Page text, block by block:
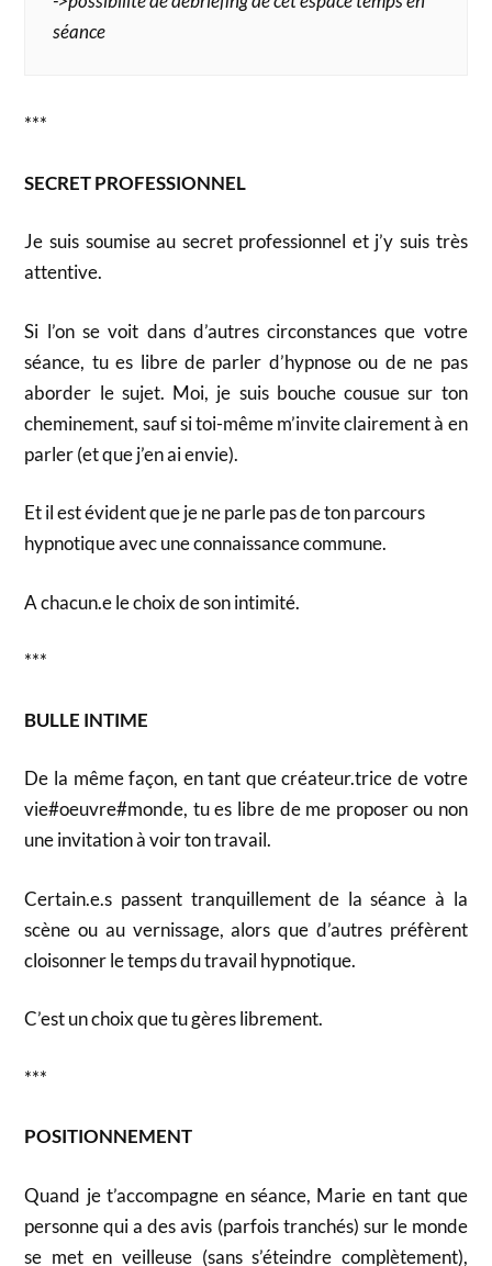
séance
***
SECRET PROFESSIONNEL
Je suis soumise au secret professionnel et j’y suis très
attentive.
Si l’on se voit dans d’autres circonstances que votre
séance, tu es libre de parler d’hypnose ou de ne pas
aborder le sujet. Moi, je suis bouche cousue sur ton
cheminement, sauf si toi-même m’invite clairement à en
parler (et que j’en ai envie).
Et il est évident que je ne parle pas de ton parcours
hypnotique avec une connaissance commune.
A chacun.e le choix de son intimité.
***
BULLE INTIME
De la même façon, en tant que créateur.trice de votre
vie#oeuvre#monde, tu es libre de me proposer ou non
une invitation à voir ton travail.
Certain.e.s passent tranquillement de la séance à la
scène ou au vernissage, alors que d’autres préfèrent
cloisonner le temps du travail hypnotique.
C’est un choix que tu gères librement.
***
POSITIONNEMENT
Quand je t’accompagne en séance, Marie en tant que
personne qui a des avis (parfois tranchés) sur le monde
se met en veilleuse (sans s’éteindre complètement),